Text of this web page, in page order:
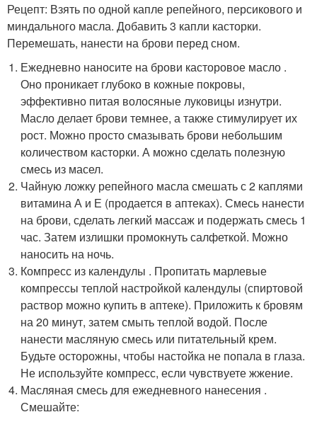
Рецепт: Взять по одной капле репейного, персикового и
миндального масла. Добавить 3 капли касторки.
Перемешать, нанести на брови перед сном.
Ежедневно наносите на брови касторовое масло .
Оно проникает глубоко в кожные покровы,
эффективно питая волосяные луковицы изнутри.
Масло делает брови темнее, а также стимулирует их
рост. Можно просто смазывать брови небольшим
количеством касторки. А можно сделать полезную
смесь из масел.
Чайную ложку репейного масла смешать с 2 каплями
витамина А и Е (продается в аптеках). Смесь нанести
на брови, сделать легкий массаж и подержать смесь 1
час. Затем излишки промокнуть салфеткой. Можно
наносить на ночь.
Компресс из календулы . Пропитать марлевые
компрессы теплой настройкой календулы (спиртовой
раствор можно купить в аптеке). Приложить к бровям
на 20 минут, затем смыть теплой водой. После
нанести масляную смесь или питательный крем.
Будьте осторожны, чтобы настойка не попала в глаза.
Не используйте компресс, если чувствуете жжение.
Масляная смесь для ежедневного нанесения .
Смешайте: